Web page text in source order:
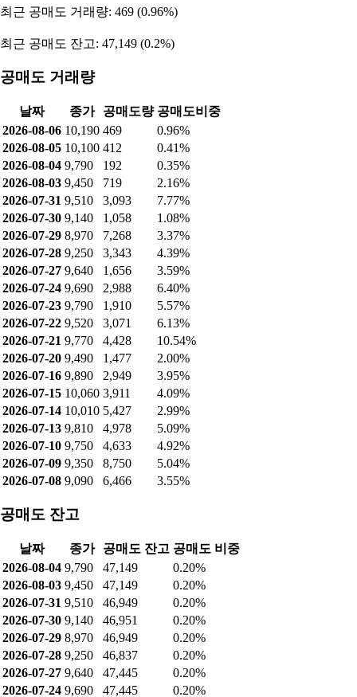
최근 공매도 거래량: 469 (0.96%)
최근 공매도 잔고: 47,149 (0.2%)
공매도 거래량
날짜 종가 공매도량 공매도비중
2026-08-06 10,190 469
0.96%
2026-08-05 10,100 412
0.41%
2026-08-04 9,790 192
0.35%
2026-08-03 9,450 719
2.16%
2026-07-31 9,510 3,093
7.77%
2026-07-30 9,140 1,058
1.08%
2026-07-29 8,970 7,268
3.37%
2026-07-28 9,250 3,343
4.39%
2026-07-27 9,640 1,656
3.59%
2026-07-24 9,690 2,988
6.40%
2026-07-23 9,790 1,910
5.57%
2026-07-22 9,520 3,071
6.13%
2026-07-21 9,770 4,428
10.54%
2026-07-20 9,490 1,477
2.00%
2026-07-16 9,890 2,949
3.95%
2026-07-15 10,060 3,911
4.09%
2026-07-14 10,010 5,427
2.99%
2026-07-13 9,810 4,978
5.09%
2026-07-10 9,750 4,633
4.92%
2026-07-09 9,350 8,750
5.04%
2026-07-08 9,090 6,466 3.55%
공매도 잔고
날짜 종가 공매도 잔고 공매도 비중
2026-08-04 9,790 47,149
0.20%
2026-08-03 9,450 47,149
0.20%
2026-07-31 9,510 46,949
0.20%
2026-07-30 9,140 46,951
0.20%
2026-07-29 8,970 46,949
0.20%
2026-07-28 9,250 46,837
0.20%
2026-07-27 9,640 47,445
0.20%
2026-07-24 9,690 47,445
0.20%